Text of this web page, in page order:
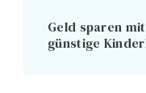
Geld sparen
günstige